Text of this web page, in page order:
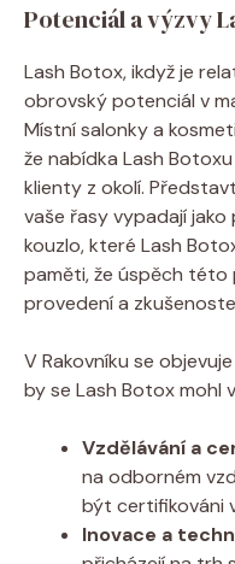
Potenciál a výzvy
Lash Botox, ikdyž je
obrovský potenciál v
Místní salonky a
že nabídka Lash
klienty z okolí.
vaše řasy vypadají
kouzlo, které Lash
paměti, že úspěch této
provedení a
V Rakovníku se
by se Lash Botox mohl
Vzdělávání a
na odborném
být certifikováni
Inovace a